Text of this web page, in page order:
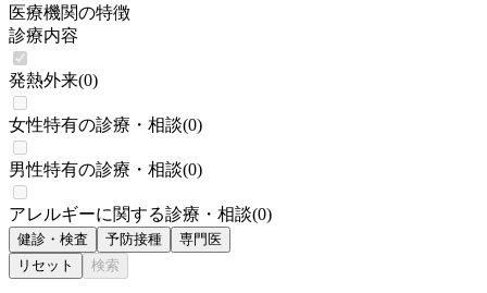
医療機関の特徴
診療内容
発熱外来(0)
女性特有の診療・相談(0)
男性特有の診療・相談(0)
アレルギーに関する診療・相談(0)
健診・検査 予防接種
専門医
リセット
検索